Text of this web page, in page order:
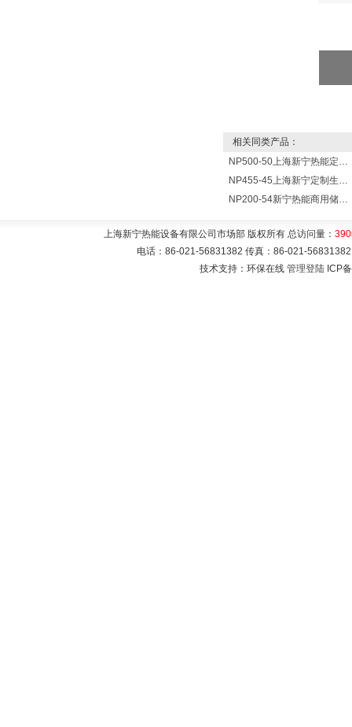
相关同类产品：
NP500-50上海新宁热能定制各式不锈钢水箱容器
NP455-45上海新宁定制生产各式不锈钢容器
NP200-54新宁热能商用储水式电热水器V=200升N=54千瓦
上海新宁热能设备有限公司市场部 版权所有 总访问量：
电话：86-021-56831382 传真：86-021-
技术支持：环保在线 管理登陆 ICP